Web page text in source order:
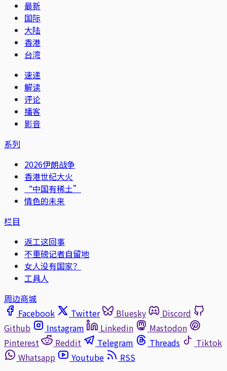
最新
国际
大陆
香港
台湾
速递
解读
评论
播客
影音
系列
2026伊朗战争
香港世纪大火
“中国有稀土”
情色的未来
栏目
返工这回事
不重磅记者自留地
女人没有国家？
工具人
周边商城
Facebook
Twitter Bluesky
Discord
Github
Instagram Linkedin
Mastodon
Pinterest
Reddit Telegram Threads
Tiktok
Whatsapp
Youtube
RSS